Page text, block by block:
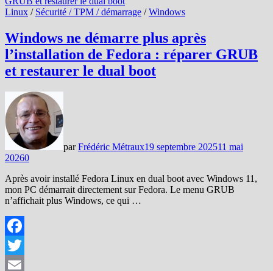
Linux / Sécurité / TPM / démarrage /Windows
Windows ne démarre plus après
l’installation de Fedora : réparer GRUB
et restaurer le dual boot
parFrédéric Métraux19 septembre 202511 mai
20260
Après avoir installé Fedora Linux en dual boot avec Windows 11,
mon PC démarrait directement sur Fedora. Le menu GRUB
n’affichait plus Windows, ce qui …
Facebook
Twitter